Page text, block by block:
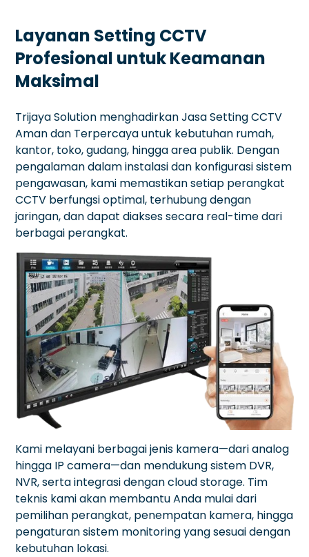
Layanan Setting CCTV
Profesional untuk Keamanan
Maksimal
Trijaya Solution menghadirkan Jasa Setting CCTV
Aman dan Terpercaya untuk kebutuhan rumah,
kantor, toko, gudang, hingga area publik. Dengan
pengalaman dalam instalasi dan konfigurasi sistem
pengawasan, kami memastikan setiap perangkat
CCTV berfungsi optimal, terhubung dengan
jaringan, dan dapat diakses secara real-time dari
berbagai perangkat.
Kami melayani berbagai jenis kamera—dari analog
hingga IP camera—dan mendukung sistem DVR,
NVR, serta integrasi dengan cloud storage. Tim
teknis kami akan membantu Anda mulai dari
pemilihan perangkat, penempatan kamera, hingga
pengaturan sistem monitoring yang sesuai dengan
kebutuhan lokasi.